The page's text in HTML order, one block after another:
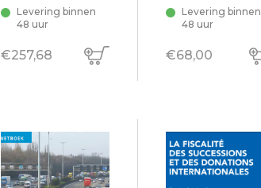
Levering binnen
48 uur
€257,68
Levering binnen
48 uur
€68,00